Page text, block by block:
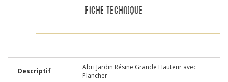
FICHE TECHNIQUE
Descriptif
Abri Jardin Résine Grande Hauteur avec
Plancher